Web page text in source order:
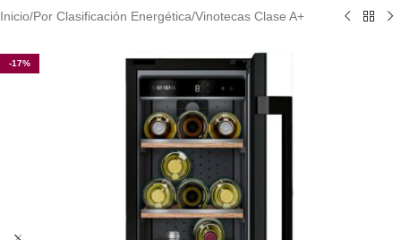
Inicio/Por Clasificación Energética/Vinotecas Clase A+
-17%